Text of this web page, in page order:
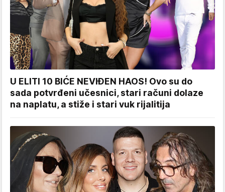
U ELITI 10 BIĆE NEVIĐEN HAOS! Ovo su do
sada potvrđeni učesnici, stari računi dolaze
na naplatu, a stiže i stari vuk rijalitija